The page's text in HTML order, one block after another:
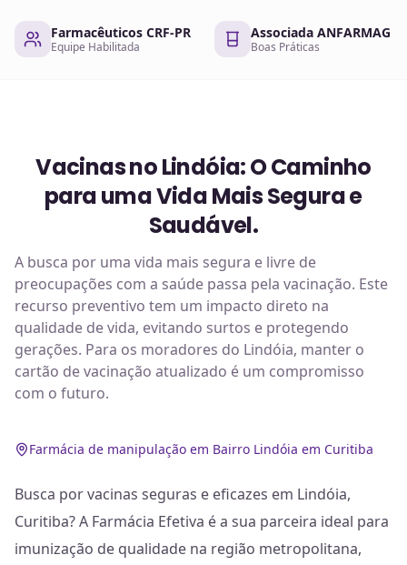
Farmacêuticos CRF-PR
Equipe Habilitada
Associada ANFARMAG
Boas Práticas
Vacinas no Lindóia: O Caminho
para uma Vida Mais Segura e
Saudável.
A busca por uma vida mais segura e livre de
preocupações com a saúde passa pela vacinação. Este
recurso preventivo tem um impacto direto na
qualidade de vida, evitando surtos e protegendo
gerações. Para os moradores do Lindóia, manter o
cartão de vacinação atualizado é um compromisso
com o futuro.
Farmácia de manipulação em Bairro Lindóia em Curitiba
Busca por vacinas seguras e eficazes em Lindóia,
Curitiba? A Farmácia Efetiva é a sua parceira ideal para
imunização de qualidade na região metropolitana,